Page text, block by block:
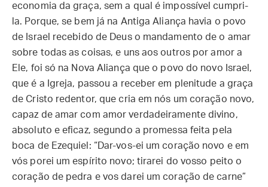
economia da graça, sem a qual é impossível cumpri-
la. Porque, se bem já na Antiga Aliança havia o povo
de Israel recebido de Deus o mandamento de o amar
sobre todas as coisas, e uns aos outros por amor a
Ele, foi só na Nova Aliança que o povo do novo Israel,
que é a Igreja, passou a receber em plenitude a graça
de Cristo redentor, que cria em nós um coração novo,
capaz de amar com amor verdadeiramente divino,
absoluto e eficaz, segundo a promessa feita pela
boca de Ezequiel: “Dar-vos-ei um coração novo e em
vós porei um espírito novo; tirarei do vosso peito o
coração de pedra e vos darei um coração de carne”